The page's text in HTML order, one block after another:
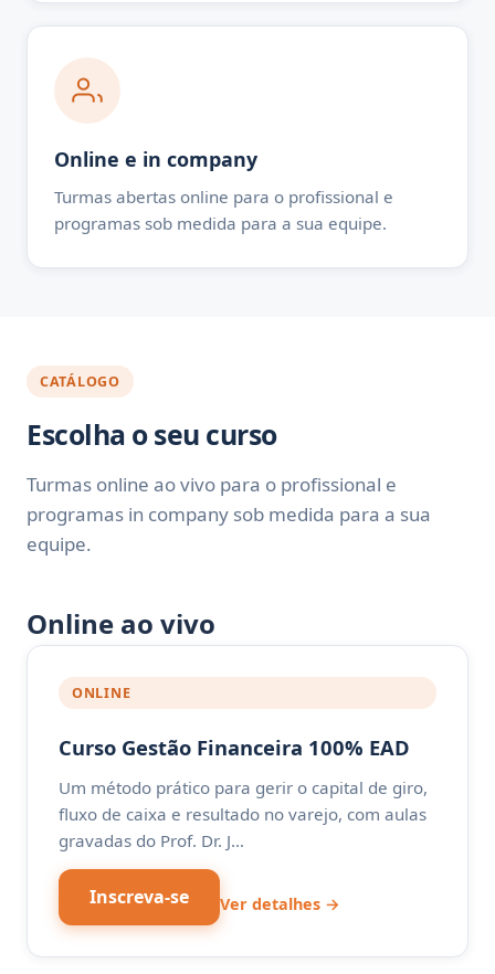
Online e in company
Turmas abertas online para o profissional e
programas sob medida para a sua equipe.
CATÁLOGO
Escolha o seu curso
Turmas online ao vivo para o profissional e
programas in company sob medida para a sua
equipe.
Online ao vivo
ONLINE
Curso Gestão Financeira 100% EAD
Um método prático para gerir o capital de giro,
fluxo de caixa e resultado no varejo, com aulas
gravadas do Prof. Dr. J…
Inscreva-se Ver detalhes →